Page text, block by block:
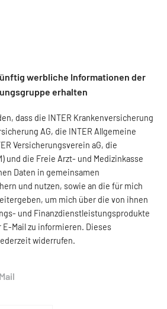
werbliche Informationen der
erhalten
dass die INTER Krankenversicherung
AG, die INTER Allgemeine
Versicherungsverein aG, die
und die Freie Arzt- und Medizinkasse
Daten in gemeinsamen
und nutzen, sowie an die für mich
um mich über die von ihnen
und Finanzdienstleistungsprodukte
Mail zu informieren. Dieses
widerrufen.